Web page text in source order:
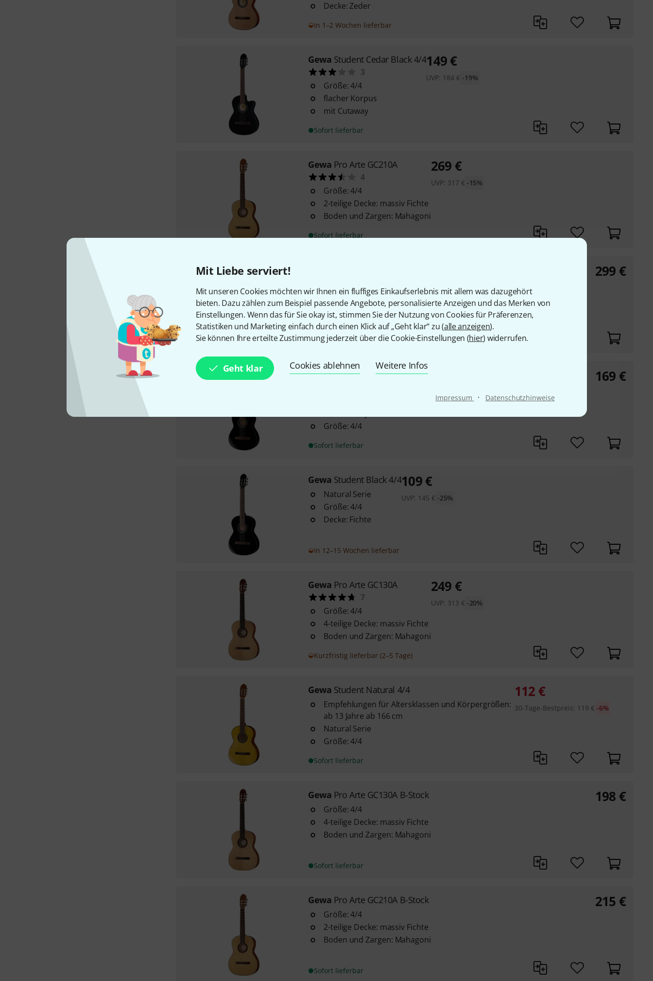
Mit Liebe serviert!
Mit unseren Cookies möchten wir Ihnen ein fluffiges Einkaufserlebnis mit allem was dazugehört
bieten. Dazu zählen zum Beispiel passende Angebote, personalisierte Anzeigen und das Merken von
Einstellungen. Wenn das für Sie okay ist, stimmen Sie der Nutzung von Cookies für Präferenzen,
Statistiken und Marketing einfach durch einen Klick auf „Geht klar“ zu (alle anzeigen).
Sie können Ihre erteilte Zustimmung jederzeit über die Cookie-Einstellungen (hier) widerrufen.
Geht klar Cookies ablehnen Weitere Infos
Impressum · Datenschutzhinweise
Decke: Zeder
In 1–2 Wochen lieferbar
Gewa Student Cedar Black 4/4
3
Größe: 4/4
flacher Korpus
mit Cutaway
Sofort lieferbar
149€
UVP: 184 € -19%
Gewa Pro Arte GC210A
4
Größe: 4/4
2-teilige Decke: massiv Fichte
Boden und Zargen: Mahagoni
Sofort lieferbar
269 €
UVP: 317 € -15%
Größe: 4/4
mit Cutaway
Decke: massiv Fichte
Sofort lieferbar
299 €
GewaStudent Black 4/4 E-Acoustic
Größe: 4/4
Sofort lieferbar
169 €
Gewa Student Black 4/4
Natural Serie
Größe: 4/4
Decke: Fichte
In 12–15 Wochen lieferbar
109 €
UVP: 145 € -25%
Gewa Pro Arte GC130A
7
Größe: 4/4
4-teilige Decke: massiv Fichte
Boden und Zargen: Mahagoni
Kurzfristig lieferbar (2–5 Tage)
249 €
UVP: 313 € -20%
Gewa Student Natural 4/4
Empfehlungen für Altersklassen und Körpergrößen:
ab 13 Jahre ab 166 cm
Natural Serie
Größe: 4/4
Sofort lieferbar
112 €
30-Tage-Bestpreis: 119 € -6%
Gewa Pro Arte GC130A B-Stock
Größe: 4/4
4-teilige Decke: massiv Fichte
Boden und Zargen: Mahagoni
Sofort lieferbar
198 €
Gewa Pro Arte GC210A B-Stock
Größe: 4/4
2-teilige Decke: massiv Fichte
Boden und Zargen: Mahagoni
Sofort lieferbar
215 €